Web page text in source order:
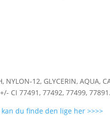
12, GLYCERIN, AQUA,
CI 77491, 77492, 77499,
kan du finde den lige her >>>>